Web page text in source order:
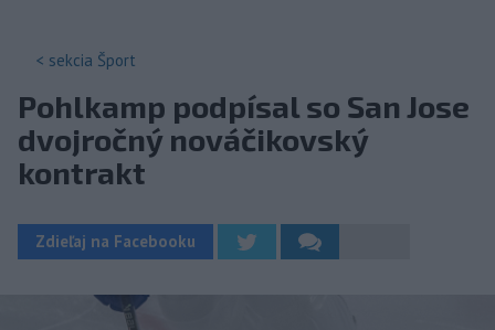
< sekcia Šport
Pohlkamp podpísal so San Jose
dvojročný nováčikovský
kontrakt
Zdieľaj na Facebooku